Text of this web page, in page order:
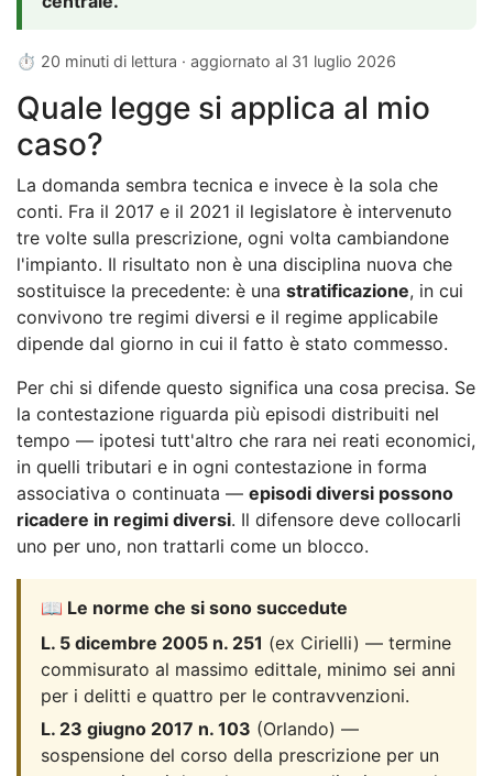
⏱ 20 minuti di lettura · aggiornato al 31 luglio 2026
Quale legge si applica al mio
caso?
La domanda sembra tecnica e invece è la sola che
conti. Fra il 2017 e il 2021 il legislatore è intervenuto
tre volte sulla prescrizione, ogni volta cambiandone
l'impianto. Il risultato non è una disciplina nuova che
sostituisce la precedente: è una stratificazione, in cui
convivono tre regimi diversi e il regime applicabile
dipende dal giorno in cui il fatto è stato commesso.
Per chi si difende questo significa una cosa precisa. Se
la contestazione riguarda più episodi distribuiti nel
tempo — ipotesi tutt'altro che rara nei reati economici,
in quelli tributari e in ogni contestazione in forma
associativa o continuata — episodi diversi possono
ricadere in regimi diversi. Il difensore deve collocarli
uno per uno, non trattarli come un blocco.
📖 Le norme che si sono succedute
L. 5 dicembre 2005 n. 251 (ex Cirielli) — termine
commisurato al massimo edittale, minimo sei anni
per i delitti e quattro per le contravvenzioni.
L. 23 giugno 2017 n. 103 (Orlando) —
sospensione del corso della prescrizione per un